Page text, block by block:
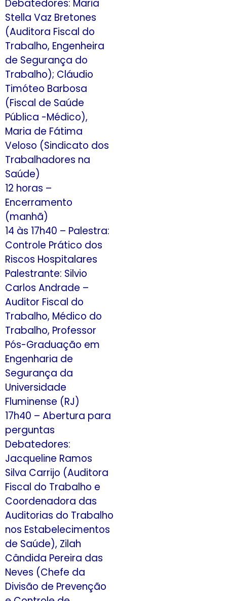
Debatedores: Maria
Stella Vaz Bretones
(Auditora Fiscal do
Trabalho, Engenheira
de Segurança do
Trabalho); Cláudio
Timóteo Barbosa
(Fiscal de Saúde
Pública -Médico),
Maria de Fátima
Veloso (Sindicato dos
Trabalhadores na
Saúde)
12 horas –
Encerramento
(manhã)
14 às 17h40 – Palestra:
Controle Prático dos
Riscos Hospitalares
Palestrante: Silvio
Carlos Andrade –
Auditor Fiscal do
Trabalho, Médico do
Trabalho, Professor
Pós-Graduação em
Engenharia de
Segurança da
Universidade
Fluminense (RJ)
17h40 – Abertura para
perguntas
Debatedores:
Jacqueline Ramos
Silva Carrijo (Auditora
Fiscal do Trabalho e
Coordenadora das
Auditorias do Trabalho
nos Estabelecimentos
de Saúde), Zilah
Cândida Pereira das
Neves (Chefe da
Divisão de Prevenção